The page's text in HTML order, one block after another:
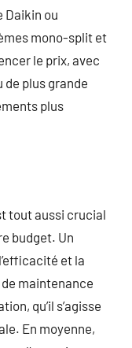
Daikin ou
mono-split et
le prix, avec
de plus grande
plus
tout aussi crucial
budget. Un
et la
maintenance
qu’il s’agisse
En moyenne,